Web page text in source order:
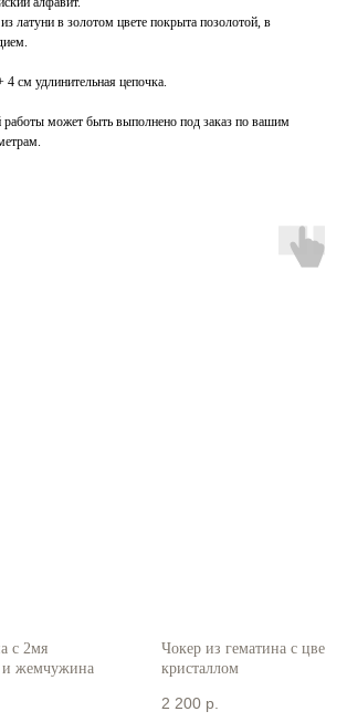
латуни в золотом цвете покрыта позолотой, в
4 см удлинительная цепочка.
может быть выполнено под заказ по вашим
с 2мя
и жемчужина
Чокер из гематина с
кристаллом
2 200 р.